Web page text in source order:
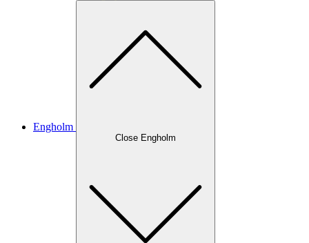
Engholm
Close Engholm